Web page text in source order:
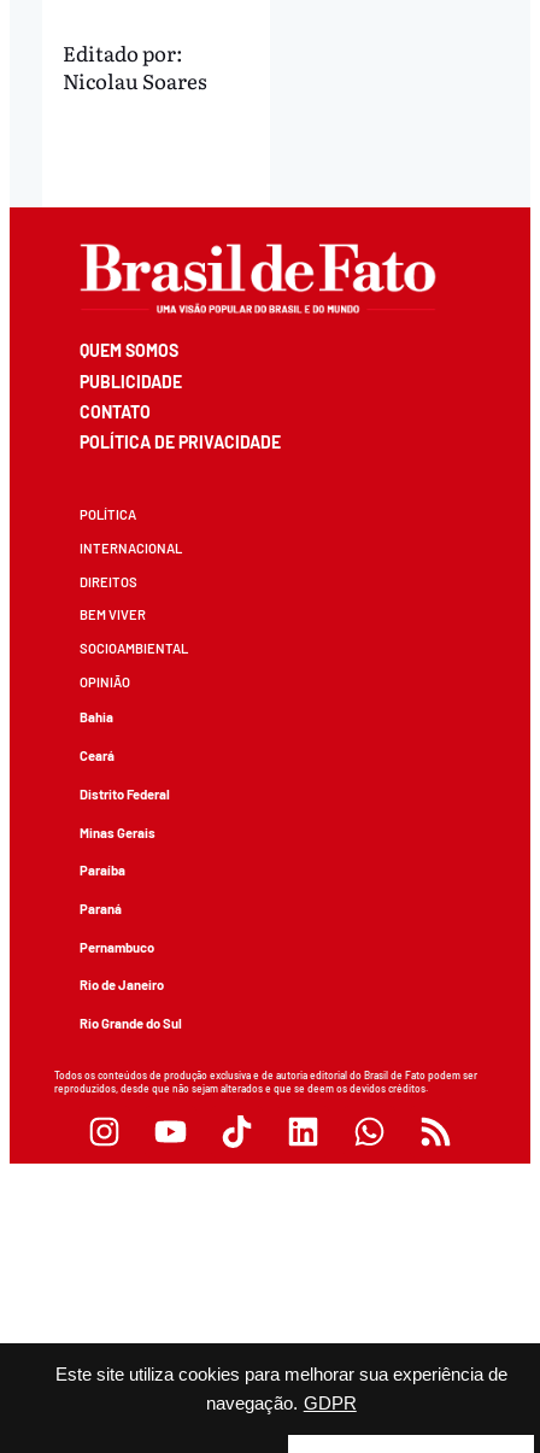
Este site utiliza cookies para melhorar sua experiência de
navegação. GDPR
Editado por:
Nicolau Soares
QUEM SOMOS
PUBLICIDADE
CONTATO
POLÍTICA DE PRIVACIDADE
POLÍTICA
INTERNACIONAL
DIREITOS
BEM VIVER
SOCIOAMBIENTAL
OPINIÃO
Bahia
Ceará
Distrito Federal
Minas Gerais
Paraíba
Paraná
Pernambuco
Rio de Janeiro
Rio Grande do Sul
Todos os conteúdos de produção exclusiva e de autoria editorial do Brasil de Fato podem ser
reproduzidos, desde que não sejam alterados e que se deem os devidos créditos.